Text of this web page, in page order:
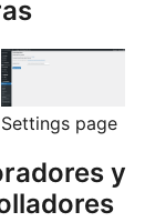
Settings page
y